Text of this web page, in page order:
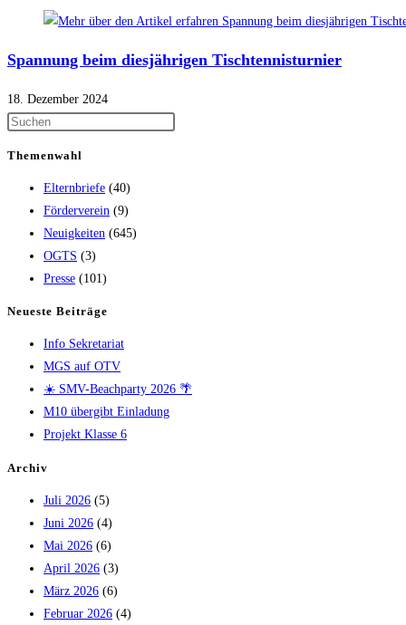
Spannung beim diesjährigen Tischtennisturnier
18. Dezember 2024
Themenwahl
Elternbriefe (40)
Förderverein (9)
Neuigkeiten (645)
OGTS (3)
Presse (101)
Neueste Beiträge
Info Sekretariat
MGS auf OTV
☀️ SMV-Beachparty 2026 🌴
M10 übergibt Einladung
Projekt Klasse 6
Archiv
Juli 2026 (5)
Juni 2026 (4)
Mai 2026 (6)
April 2026 (3)
März 2026 (6)
Februar 2026 (4)